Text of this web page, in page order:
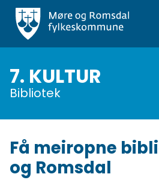
Hopp
hovedinnhold
7. KULTUR
Bibliotek
Få meiropne
og Romsdal